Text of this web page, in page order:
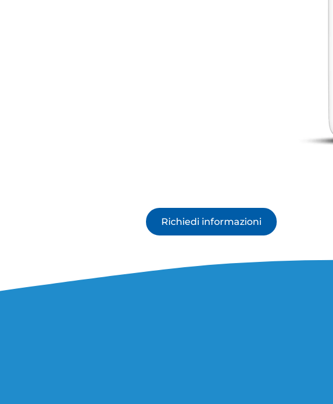
Richiedi informazioni